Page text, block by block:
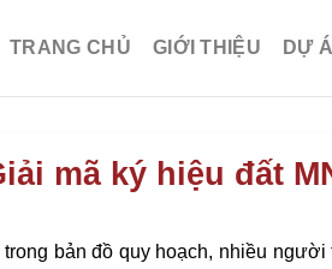
TRANG CHỦ GIỚI THIỆU DỰ
mã ký hiệu đất
bản đồ quy hoạch, nhiều